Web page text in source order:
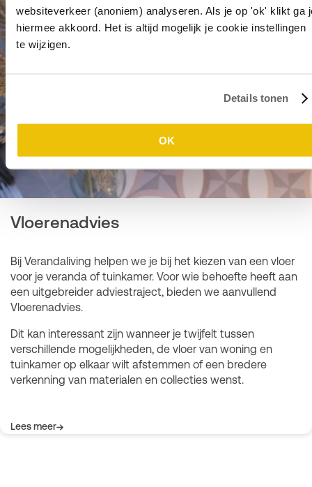
websiteverkeer (anoniem) analyseren. Als je op 'ok' klikt ga
hiermee akkoord. Het is altijd mogelijk je cookie instellingen
te wijzigen.
Details tonen
OK
Vloerenadvies
Bij Verandaliving helpen we je bij het kiezen van een vloer
voor je veranda of tuinkamer. Voor wie behoefte heeft aan
een uitgebreider adviestraject, bieden we aanvullend
Vloerenadvies.
Dit kan interessant zijn wanneer je twijfelt tussen
verschillende mogelijkheden, de vloer van woning en
tuinkamer op elkaar wilt afstemmen of een bredere
verkenning van materialen en collecties wenst.
Lees meer